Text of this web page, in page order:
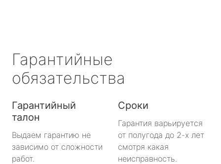
Гарантийные
обязательства
Гарантийный
талон
Выдаем гарантию не
зависимо от сложности
работ.
Сроки
Гарантия варьируется
от полугода до 2-х лет
смотря какая
неисправность.